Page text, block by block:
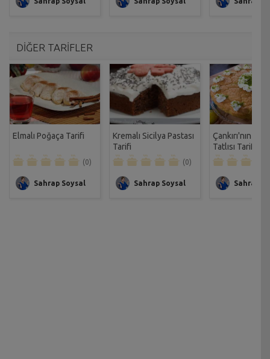
DİĞER TARİFLER
Elmalı Poğaça Tarifi
(0)
Sahrap Soysal
Kremalı Sicilya Pastası
Tarifi
(0)
Sahrap Soysal
Çankırı'nın
Tatlısı Tarifi
Sahrap